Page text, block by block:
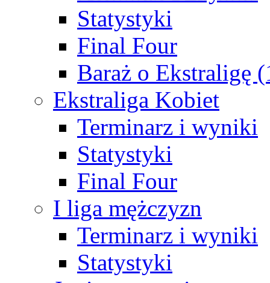
Statystyki
Final Four
Baraż o Ekstraligę
Ekstraliga Kobiet
Terminarz i wyniki
Statystyki
Final Four
I liga mężczyzn
Terminarz i wyniki
Statystyki